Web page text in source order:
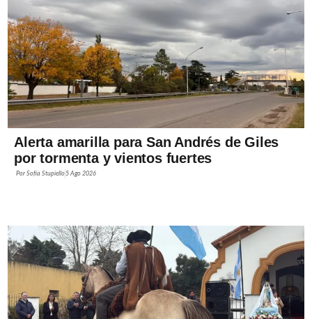
Alerta amarilla para San Andrés de Giles
por tormenta y vientos fuertes
PorSofía Stupiello5 Ago 2026